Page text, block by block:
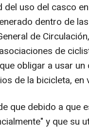
del uso del casco
dentro de
de
de
obligar a usar
de la bicicleta,
que debido a que
y que su